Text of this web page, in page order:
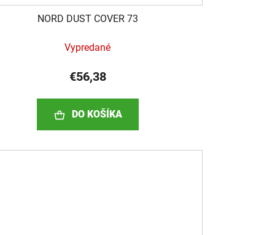
NORD DUST COVER 73
Vypredané
€56,38
DO KOŠÍKA